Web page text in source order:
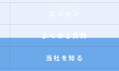
よくある質問
当社を知る